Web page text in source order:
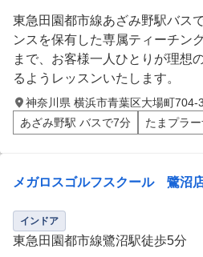
東急田園都市線あざみ野駅バス
ンスを保有した専属ティーチン
まで、お客様一人ひとりが理想
るようレッスンいたします。
神奈川県 横浜市青葉区大場町704-
あざみ野駅 バスで7分
たまプラ
メガロスゴルフスクール 鷺沼
インドア
東急田園都市線鷺沼駅徒歩5分